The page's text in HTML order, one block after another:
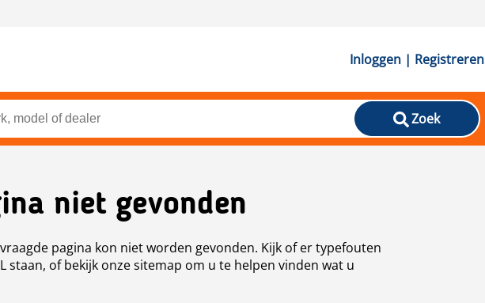
Inloggen | Registreren
Zoek
niet gevonden
pagina kon niet worden gevonden. Kijk of er typefouten
staan, of bekijk onze sitemap om u te helpen vinden wat u